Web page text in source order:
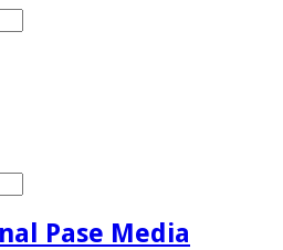
Pase Media